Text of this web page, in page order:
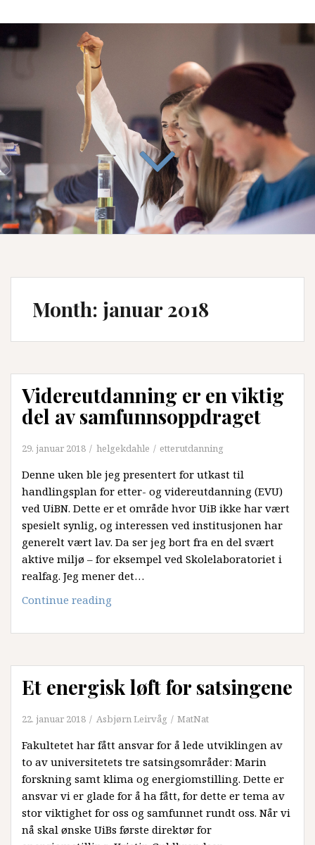
Month: januar 2018
Videreutdanning er en viktig
del av samfunnsoppdraget
29. januar 2018 helgekdahle etterutdanning
Denne uken ble jeg presentert for utkast til
handlingsplan for etter- og videreutdanning (EVU)
ved UiBN. Dette er et område hvor UiB ikke har vært
spesielt synlig, og interessen ved institusjonen har
generelt vært lav. Da ser jeg bort fra en del svært
aktive miljø – for eksempel ved Skolelaboratoriet i
realfag. Jeg mener det…
Continue reading
en
del
av
samfunnsoppdraget
Et energisk løft for satsingene
22. januar 2018 Asbjørn Leirvåg MatNat
Fakultetet har fått ansvar for å lede utviklingen av
to av universitetets tre satsingsområder: Marin
forskning samt klima og energiomstilling. Dette er
ansvar vi er glade for å ha fått, for dette er tema av
stor viktighet for oss og samfunnet rundt oss. Når vi
nå skal ønske UiBs første direktør for